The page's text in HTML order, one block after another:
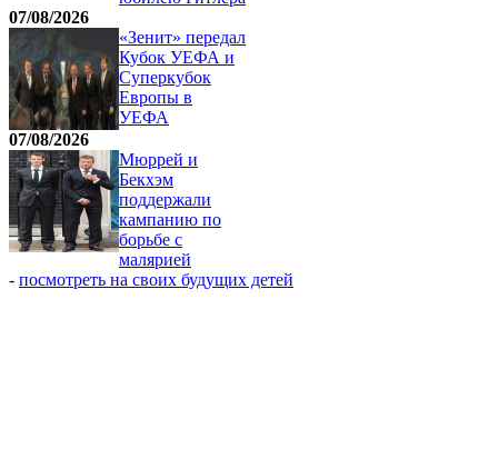
07/08/2026
«Зенит» передал
Кубок УЕФА и
Суперкубок
Европы в
УЕФА
07/08/2026
Мюррей и
Бекхэм
поддержали
кампанию по
борьбе с
малярией
- посмотреть на своих будущих детей